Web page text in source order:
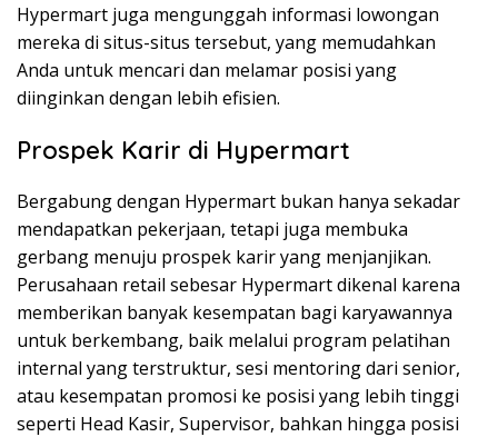
Hypermart juga mengunggah informasi lowongan
mereka di situs-situs tersebut, yang memudahkan
Anda untuk mencari dan melamar posisi yang
diinginkan dengan lebih efisien.
Prospek Karir di Hypermart
Bergabung dengan Hypermart bukan hanya sekadar
mendapatkan pekerjaan, tetapi juga membuka
gerbang menuju prospek karir yang menjanjikan.
Perusahaan retail sebesar Hypermart dikenal karena
memberikan banyak kesempatan bagi karyawannya
untuk berkembang, baik melalui program pelatihan
internal yang terstruktur, sesi mentoring dari senior,
atau kesempatan promosi ke posisi yang lebih tinggi
seperti Head Kasir, Supervisor, bahkan hingga posisi